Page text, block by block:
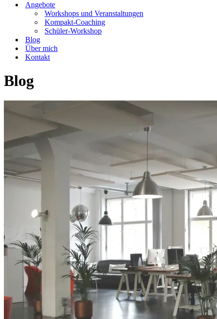
Angebote
Workshops und Veranstaltungen
Kompakt-Coaching
Schüler-Workshop
Blog
Über mich
Kontakt
Blog